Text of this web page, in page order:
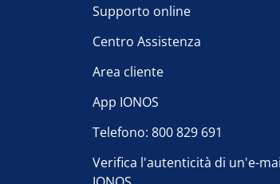
Supporto online
Centro Assistenza
Area cliente
App IONOS
Telefono: 800 829 691
Verifica l'autenticità di un'e-